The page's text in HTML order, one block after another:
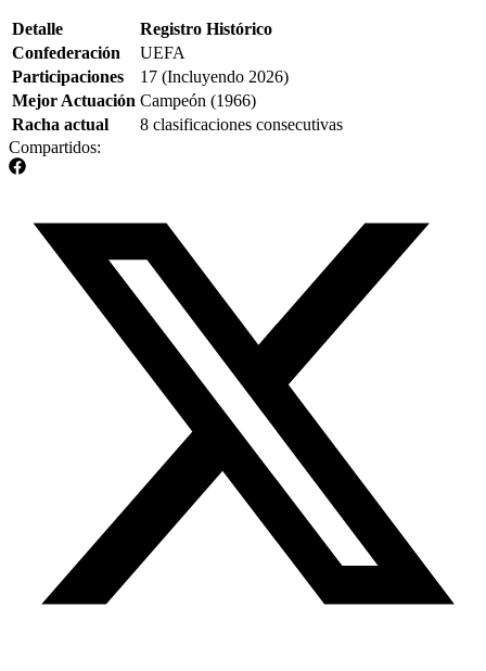
Detalle
Registro Histórico
Confederación
UEFA
Participaciones
17 (Incluyendo 2026)
Mejor Actuación Campeón (1966)
Racha actual
8 clasificaciones consecutivas
Compartidos: